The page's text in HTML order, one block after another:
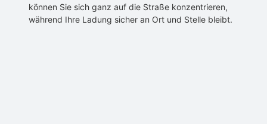
können Sie sich ganz auf die Straße konzentrieren,
während Ihre Ladung sicher an Ort und Stelle bleibt.